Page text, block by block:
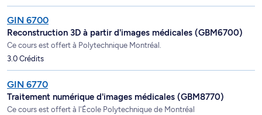
GIN 6700
Reconstruction 3D à partir d'images médicales (GBM6700)
Ce cours est offert à Polytechnique Montréal.
3.0 Crédits
GIN 6770
Traitement numérique d'images médicales (GBM8770)
Ce cours est offert à l'École Polytechnique de Montréal